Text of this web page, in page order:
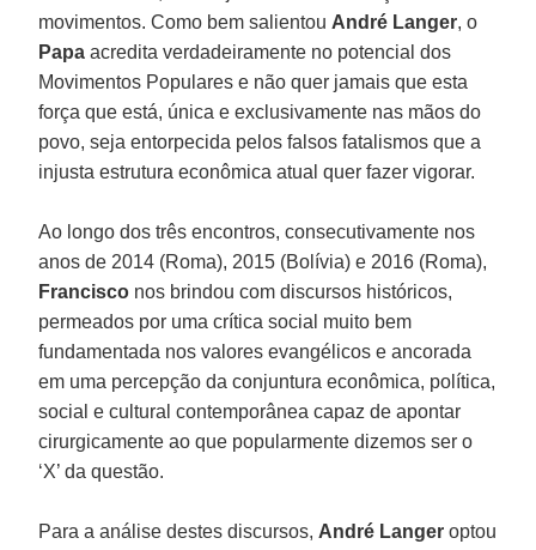
movimentos. Como bem salientou André Langer, o
Papa acredita verdadeiramente no potencial dos
Movimentos Populares e não quer jamais que esta
força que está, única e exclusivamente nas mãos do
povo, seja entorpecida pelos falsos fatalismos que a
injusta estrutura econômica atual quer fazer vigorar.
Ao longo dos três encontros, consecutivamente nos
anos de 2014 (Roma), 2015 (Bolívia) e 2016 (Roma),
Francisco nos brindou com discursos históricos,
permeados por uma crítica social muito bem
fundamentada nos valores evangélicos e ancorada
em uma percepção da conjuntura econômica, política,
social e cultural contemporânea capaz de apontar
cirurgicamente ao que popularmente dizemos ser o
‘X’ da questão.
Para a análise destes discursos, André Langer optou